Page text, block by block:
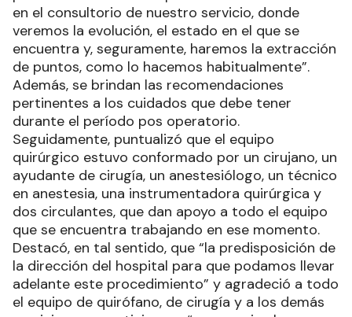
en el consultorio de nuestro servicio, donde
veremos la evolución, el estado en el que se
encuentra y, seguramente, haremos la extracción
de puntos, como lo hacemos habitualmente”.
Además, se brindan las recomendaciones
pertinentes a los cuidados que debe tener
durante el período pos operatorio.
Seguidamente, puntualizó que el equipo
quirúrgico estuvo conformado por un cirujano, un
ayudante de cirugía, un anestesiólogo, un técnico
en anestesia, una instrumentadora quirúrgica y
dos circulantes, que dan apoyo a todo el equipo
que se encuentra trabajando en ese momento.
Destacó, en tal sentido, que “la predisposición de
la dirección del hospital para que podamos llevar
adelante este procedimiento” y agradeció a todo
el equipo de quirófano, de cirugía y a los demás